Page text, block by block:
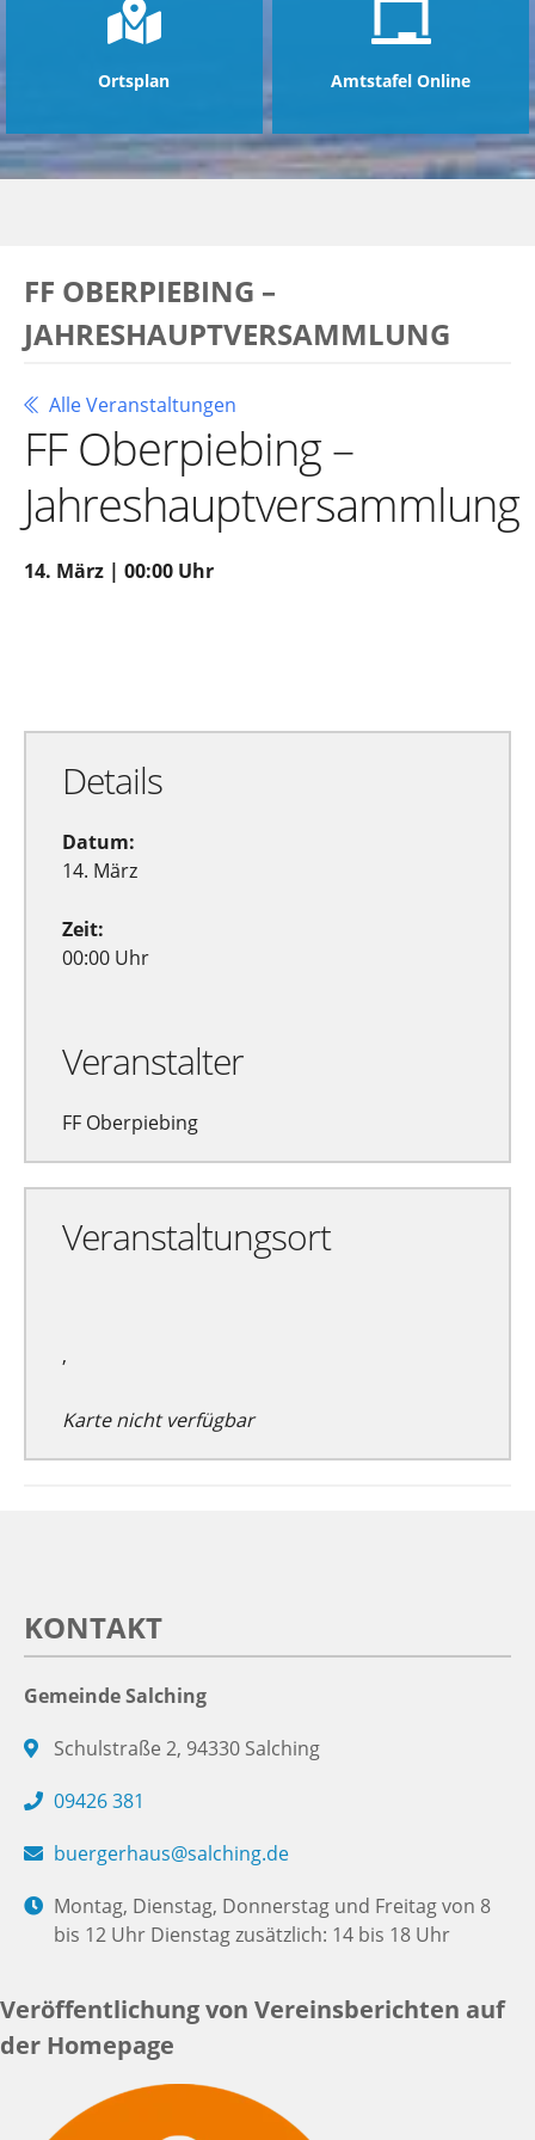
Ortsplan Amtstafel Online
FF OBERPIEBING –
JAHRESHAUPTVERSAMMLUNG
Alle Veranstaltungen
FF Oberpiebing –
Jahreshauptversammlung
14. März | 00:00 Uhr
Details
Datum:
14. März
Zeit:
00:00 Uhr
Veranstalter
FF Oberpiebing
Veranstaltungsort
,
Karte nicht verfügbar
KONTAKT
Gemeinde Salching
Schulstraße 2, 94330 Salching
09426 381
buergerhaus@salching.de
Montag, Dienstag, Donnerstag und Freitag von 8
bis 12 Uhr Dienstag zusätzlich: 14 bis 18 Uhr
Veröffentlichung von Vereinsberichten auf
der Homepage